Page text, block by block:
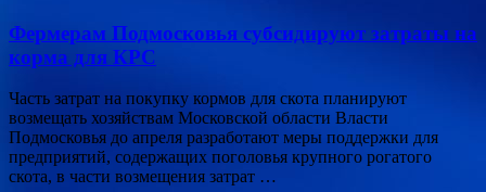
Фермерам Подмосковья субсидируют затраты на
корма для КРС
Часть затрат на покупку кормов для скота планируют
возмещать хозяйствам Московской области Власти
Подмосковья до апреля разработают меры поддержки для
предприятий, содержащих поголовья крупного рогатого
скота, в части возмещения затрат …